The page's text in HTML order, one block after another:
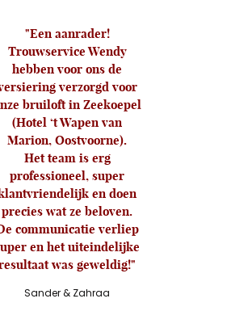
Een aanrader!
Trouwservice Wendy
hebben voor ons de
verzorgd voor
bruiloft in Zeekoepel
(Hotel ‘t Wapen van
Marion, Oostvoorne).
Het team is erg
professioneel, super
en doen
precies wat ze beloven.
communicatie verliep
en het uiteindelijke
was geweldig!
Sander & Zahraa